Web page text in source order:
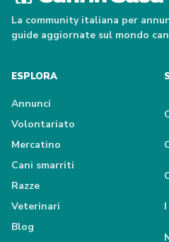
La community italiana per
guide aggiornate sul mondo
ESPLORA
Annunci
Volontariato
Mercatino
Cani smarriti
Razze
Veterinari
Blog